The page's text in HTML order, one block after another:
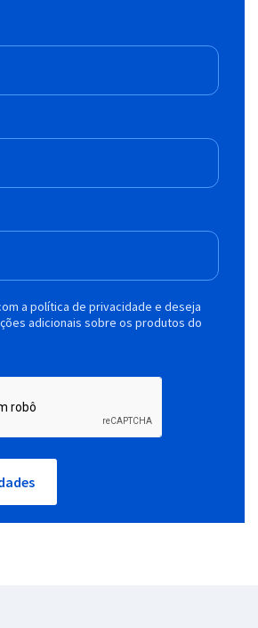
a política de privacidade e deseja
adicionais sobre os produtos do